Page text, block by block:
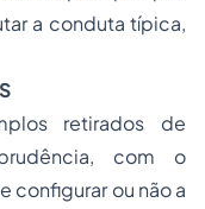
a conduta típica,
retirados de
com o
ou não a